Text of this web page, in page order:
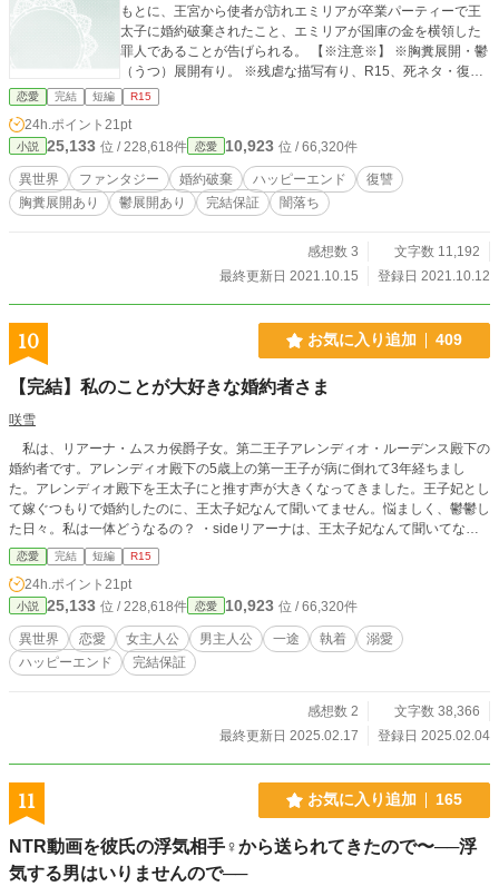
もとに、王宮から使者が訪れエミリアが卒業パーティーで王
太子に婚約破棄されたこと、エミリアが国庫の金を横領した
罪人であることが告げられる。 【※注意※】 ※胸糞展開・鬱
（うつ）展開有り。 ※残虐な描写有り、R15、死ネタ・復讐
有り。 ※他サイトの感想欄で「この話はハッピーエンドでい
いんじゃないか？」というご意見を頂いたのでタグを「バッ
ドエンド」から「ハッピーエンド」に変更しました。 「Copy
right（C）2021-九頭竜坂まほろん」 表紙素材はあぐりりんこ
様よりお借りしております。 他サイトにも投稿しておりま
す。
恋愛 完結 短編 R15
24h.ポイント 21pt
小説 25,133 位 / 228,618件 恋愛 10,923 位 / 66,320件
異世界 ファンタジー 婚約破棄 ハッピーエンド
復讐
胸糞展開あり
鬱展開あり 完結保証 闇落ち
感想数 3
文字数 11,192
最終更新日 2021.10.15
登録日 2021.10.12
10 お気に入り追加 409
【完結】私のことが大好きな婚約者さま
咲雪
私は、リアーナ・ムスカ侯爵子女。第二王子アレンディオ・ルーデンス殿下の
婚約者です。アレンディオ殿下の5歳上の第一王子が病に倒れて3年経ちまし
た。アレンディオ殿下を王太子にと推す声が大きくなってきました。王子妃とし
て嫁ぐつもりで婚約したのに、王太子妃なんて聞いてません。悩ましく、鬱鬱し
た日々。私は一体どうなるの？ ・sideリアーナは、王太子妃なんて聞いてな
い！と悩むところから始まります。 ・sideアレンディオは、とにかくアレンデ
ィオが頑張る話です。 ※番外編含め全28話完結、予約投稿済みです。 ※ご都合
展開ありです。
恋愛 完結 短編 R15
24h.ポイント 21pt
小説 25,133 位 / 228,618件 恋愛 10,923 位 / 66,320件
異世界 恋愛 女主人公 男主人公 一途 執着
溺愛
ハッピーエンド
完結保証
感想数 2
文字数 38,366
最終更新日 2025.02.17
登録日 2025.02.04
11 お気に入り追加 165
NTR動画を彼氏の浮気相手♀から送られてきたので〜──浮
気する男はいりませんので──